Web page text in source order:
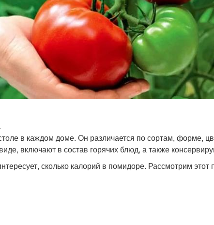
в каждом доме. Он различается по сортам, форме,
включают в состав горячих блюд, а также
сколько калорий в помидоре. Рассмотрим этот